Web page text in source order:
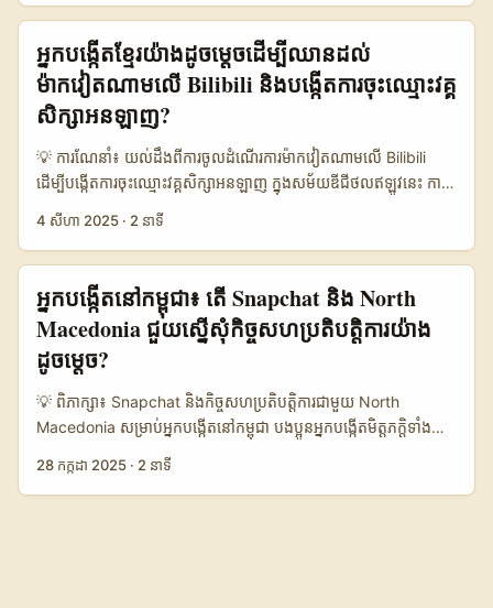
Marketing Manager)។ 📊 ការប្រៀបធៀបការប្រើប្រាស់ ShareChat
និង Snapchat ក្នុងការទាក់ទងម៉ាក 🧩 មាត្រដ្ឋាន ShareChat (អូម៉ាន,
អាស៊ី) Snapchat (កូពេនហាហ្គែន, យូរ៉ុប) ការប្រៀបធៀបសង្ខេប 👥 អ្នក
ប្រើប្រាស់ប្រចាំខែ 1.000.000+ 2.600.000+ Snapchat មានអ្នកប្រើ
ច្រើនជាង ប៉ុន្តែ ShareChat កំពុងពង្រីកក្នុងតំបន់អូម៉ាន។ 📈 ការបម្លែងជា
អតិថិជន 10% 15% Snapchat មានអត្រាបម្លែងខ្ពស់ជាង ប៉ុន្តែ
ShareChat មានលក្ខណៈតំបន់ប្លែកចំពោះម៉ាកអូម៉ាន។ 💰 ការចំណាយ
ផ្សព្វផ្សាយ ទាបជាង ខ្ពស់ជាង ShareChat សមរម្យសម្រាប់អ្នកបង្កើត និង
ម៉ាកដែលមានថវិកាតិច។ 🛠️ មុខងារស្លាកឧបត្ថម្ភ មានជាគន្លង មានគ្រាប់
មុខងារ Snapchat មានមុខងារត្រឹមត្រូវជាង ប៉ុន្តែ ShareChat កំពុង
ខុសគ្នាក្នុងការផ្តល់ជូនមុខងារសម្រាប់អ្នកបង្កើត និងម៉ាក។ សម្រាប់អ្នកបង្កើត
ខ្មែរ ដែលចង់ទាក់ទងម៉ាកអូម៉ាន ShareChat ជាវិធីសាស្រ្តដែលមាន
សក្តានុពលខ្ពស់ក្នុងការបង្កើតសហការណ៍តំបន់ បើប្រៀបធៀបទៅនឹង
Snapchat ដែលមានមុខងារស្លាកឧបត្ថម្ភល្អជាង ប៉ុន្តែមានថវិកាធំនិង
សកម្មភាពខ្ពស់ជាង។ ...
កសាងធនធានមនុស្សទំនាក់ទំនង? បើអ្នកកំពុងស្វែងរកការបង្កើតការរំភើប
(hype) សម្រាប់ការចេញផលិតផលថ្មី (product launches) អត្ថបទនេះ
នឹងជួយបង្រៀនអ្នកពីវិធីសាស្ត្រដែលមានប្រសិទ្ធភាព និងជាក់លាក់។
Snapchat គឺជាវេទិកាដែលមានភាពពិសេសក្នុងការបង្កើតការទំនាក់ទំនងជា
ត្រូវ និងមានភាពស្រស់ស្អាតបែបវ័យក្មេង។ តាមការស្រាវជ្រាវពីក្រុមហ៊ុន
Worth Your While និងការផ្សព្វផ្សាយនៅក្រុង Copenhagen ដែលមាន
បែបផែនបង្កើតភាពជាក់ស្តែង និងការចូលរួមពីមនុស្សក្នុងសហគមន៍
អ្នកខ្មែរមួយចំនួនប្រឈមមុខ គឺរបៀបនៃការចូលដល់ម៉ាកនៅទីផ្សារផ្សេងទៀត
ដូចជា North Macedonia ដែលភាគច្រើនមិនមានទំនាក់ទំនងផ្ទាល់ឬ
ប៉ុន្មាននោះទេ។ ប៉ុន្តែ Snapchat ក៏ផ្តល់ឱកាសតាមរយៈការប្រើប្រាស់ Out-
of-Home Ads (ផ្សាយនៅកន្លែងសាធារណៈ) និងការបង្កើតមាតិកាដែល
មានភាពពិតប្រាកដ ដើម្បីបង្កើតភាពជិតស្និទ្ធជាមួយអ្នកប្រើប្រាស់នៅទីនោះ។
📊 តារាងទិន្នន័យ៖ ការប្រៀបធៀបទំនាក់ទំនង និងការបង្កើតភាពរំភើបតាម
វេទិកា Snapchat នៅ North Macedonia និងទីផ្សារ Nordic 🧩 មេ
ត្រីក North Macedonia Denmark (Copenhagen) Cambodia
👥 អ្នកប្រើប្រាស់ប្រចាំខែ 230.000 1.200.000 850.000 📈
អត្រាបម្លែង (Conversion Rate) 9% 12% 7% 💬 ចំណូលចិត្ត
អ្នកបង្កើតខ្មែរយ៉ាងដូចម្តេចដើម្បីឈានដល់
ម៉ាកវៀតណាមលើ Bilibili និងបង្កើតការចុះឈ្មោះវគ្គ
សិក្សាអនឡាញ?
💡 ការណែនាំ៖ យល់ដឹងពីការចូលដំណើរការម៉ាកវៀតណាមលើ Bilibili
ដើម្បីបង្កើតការចុះឈ្មោះវគ្គសិក្សាអនឡាញ ក្នុងសម័យឌីជីថលឥឡូវនេះ ការ
អាគ្នេយ៍ ជាពិសេសសម្រាប់ម៉ាកវៀតណាមដែលចង់ទាក់ទាញយុវជន និងអ្នក
រីកចម្រើនក្នុងវិស័យអប់រំ។ អត្ថបទនេះនឹងបង្ហាញពីវិធីសាស្រ្តជាក់លាក់សម្រាប់
អ្នកបង្កើតខ្មែរដែលចង់ចូលដំណើរការទំនាក់ទំនងជាមួយម៉ាកវៀតណាមលើ
Bilibili ដើម្បីជំរុញការចុះឈ្មោះវគ្គសិក្សាអនឡាញរបស់ពួកគេ។ យើងនឹង
អតិថិជនគោលដៅ ដូចជាការវិភាគពីការគាំទ្ររបស់ក្រុមហ៊ុនធំៗដូចជា Yili
Group និងការរីកចម្រើនរបស់ម៉ាក Cremo នៅក្នុងតំបន់។ ការយល់ដឹងពី
បរិបទនិងការប្រើប្រាស់សមត្ថភាពរបស់ Bilibili នឹងជួយអ្នកបង្កើតខ្មែរបង្កើត
4 សីហា 2025 · 2 នាទី
អ្នកបង្កើតនៅកម្ពុជា៖ តើ Snapchat និង North
Macedonia ជួយស្នើសុំកិច្ចសហប្រតិបត្តិការយ៉ាង
ដូចម្តេច?
💡 ពិភាក្សា៖ Snapchat និងកិច្ចសហប្រតិបត្តិការជាមួយ North
Macedonia សម្រាប់អ្នកបង្កើតនៅកម្ពុជា បងប្អូនអ្នកបង្កើតមិត្តភក្តិទាំង
Snapchat របស់អ្នកនៅកម្ពុជា ការសហប្រតិបត្តិការជាមួយអ្នកបង្កើតនៅ
28 កក្កដា 2025 · 2 នាទី